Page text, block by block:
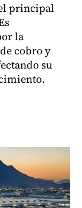
principal
la
cobro y
su